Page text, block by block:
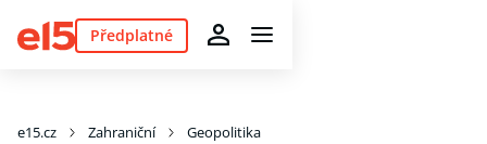
Předplatné
e15.cz Zahraniční Geopolitika